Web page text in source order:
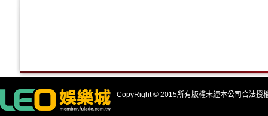
CopyRight © 2015所有版權未經本公司合法授